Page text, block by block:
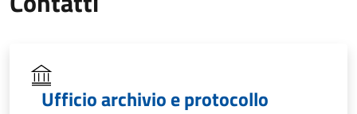
Ufficio archivio e protocollo